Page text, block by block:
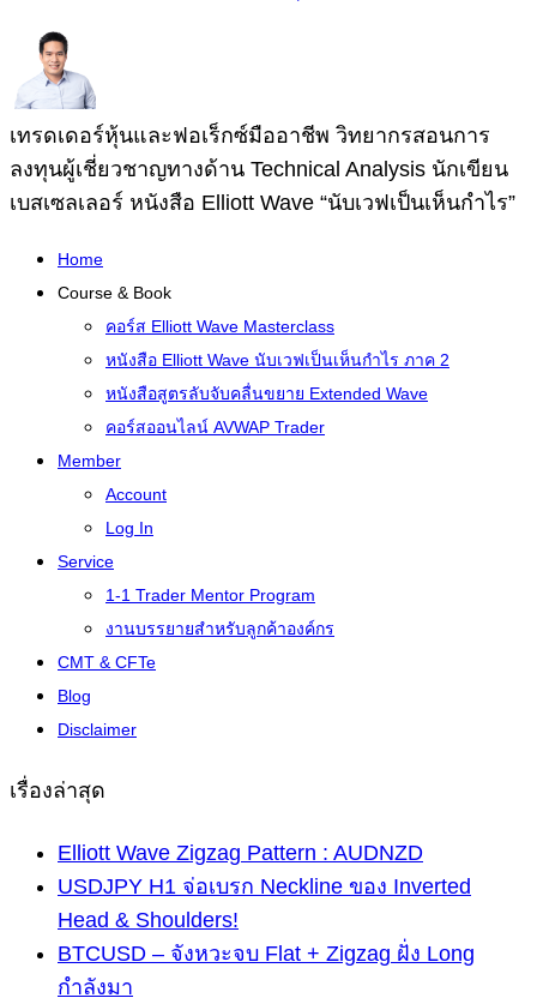
เทรดเดอร์หุ้นและฟอเร็กซ์มืออาชีพ วิทยากรสอนการ
ลงทุนผู้เชี่ยวชาญทางด้าน Technical Analysis นักเขียน
เบสเซลเลอร์ หนังสือ Elliott Wave “นับเวฟเป็นเห็นกำไร”
Home
Course & Book
คอร์ส Elliott Wave Masterclass
หนังสือ Elliott Wave นับเวฟเป็นเห็นกำไร ภาค 2
หนังสือสูตรลับจับคลื่นขยาย Extended Wave
คอร์สออนไลน์ AVWAP Trader
Member
Account
Log In
Service
1-1 Trader Mentor Program
งานบรรยายสำหรับลูกค้าองค์กร
CMT & CFTe
Blog
Disclaimer
เรื่องล่าสุด
Elliott Wave Zigzag Pattern : AUDNZD
USDJPY H1 จ่อเบรก Neckline ของ Inverted
Head & Shoulders!
BTCUSD – จังหวะจบ Flat + Zigzag ฝั่ง Long
กำลังมา